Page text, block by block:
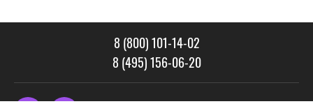
8 (800) 101-14-02
8 (495) 156-06-20